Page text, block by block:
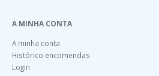
A MINHA CONTA
A minha conta
Histórico encomendas
Login